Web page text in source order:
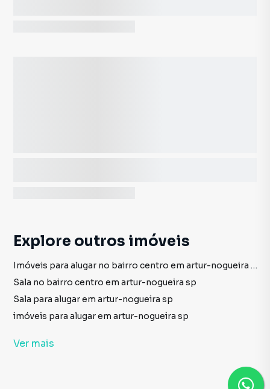
Explore outros imóveis
Imóveis para alugar no bairro centro em artur-nogueira sp
Sala no bairro centro em artur-nogueira sp
Sala para alugar em artur-nogueira sp
imóveis para alugar em artur-nogueira sp
Casa no bairro centro em artur-nogueira sp
Ver mais